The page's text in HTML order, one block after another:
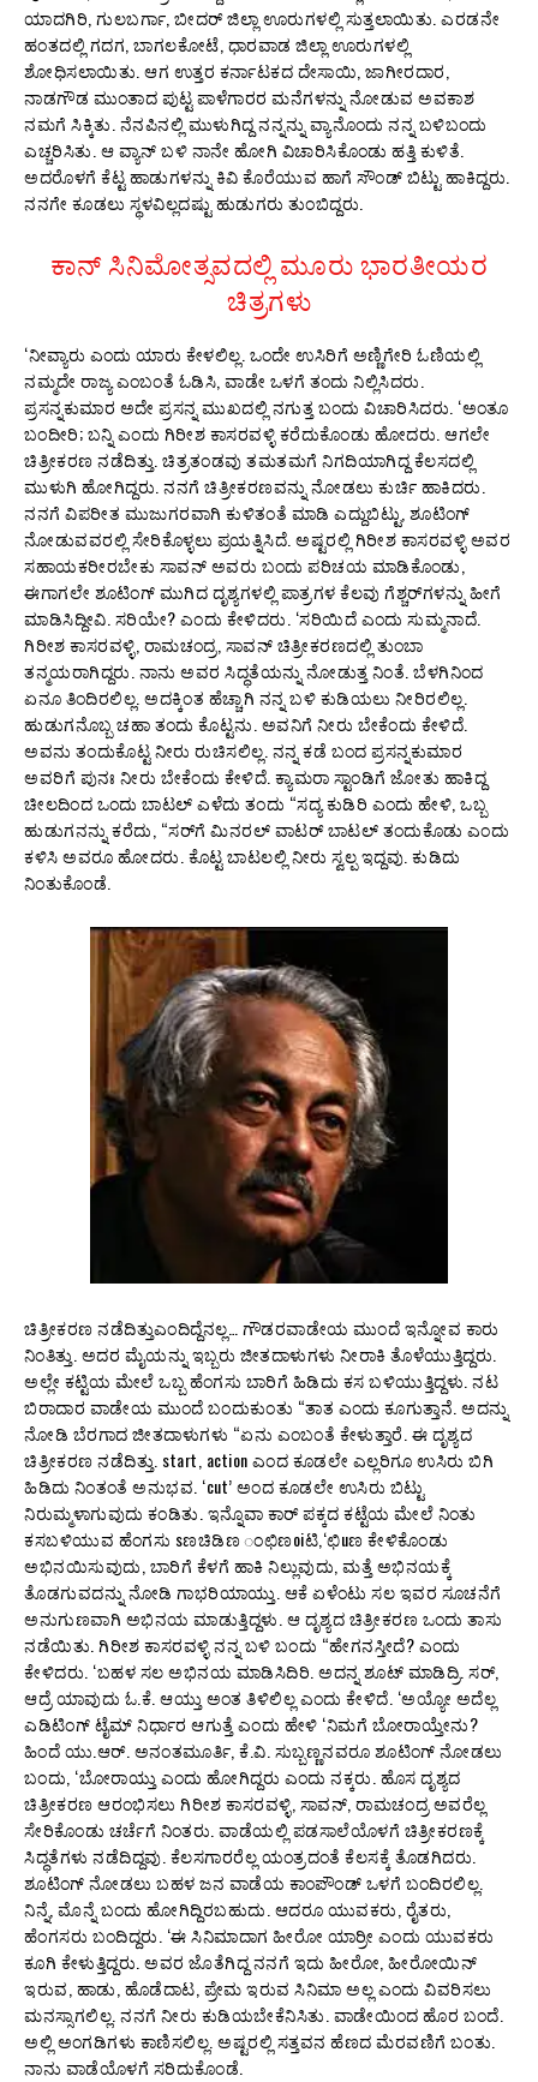
ಯಾದಗಿರಿ, ಗುಲಬರ್ಗಾ, ಬೀದರ್ ಜಿಲ್ಲಾ ಊರುಗಳಲ್ಲಿ ಸುತ್ತಲಾಯಿತು. ಎರಡನೇ
ಹಂತದಲ್ಲಿ ಗದಗ, ಬಾಗಲಕೋಟೆ, ಧಾರವಾಡ ಜಿಲ್ಲಾ ಊರುಗಳಲ್ಲಿ
ಶೋಧಿಸಲಾಯಿತು. ಆಗ ಉತ್ತರ ಕರ್ನಾಟಕದ ದೇಸಾಯಿ, ಜಾಗೀರದಾರ,
ನಾಡಗೌಡ ಮುಂತಾದ ಪುಟ್ಟ ಪಾಳೆಗಾರರ ಮನೆಗಳನ್ನು ನೋಡುವ ಅವಕಾಶ
ನಮಗೆ ಸಿಕ್ಕಿತು. ನೆನಪಿನಲ್ಲಿ ಮುಳುಗಿದ್ದ ನನ್ನನ್ನು ವ್ಯಾನೊಂದು ನನ್ನ ಬಳಿಬಂದು
ಎಚ್ಚರಿಸಿತು. ಆ ವ್ಯಾನ್ ಬಳಿ ನಾನೇ ಹೋಗಿ ವಿಚಾರಿಸಿಕೊಂಡು ಹತ್ತಿ ಕುಳಿತೆ.
ಅದರೊಳಗೆ ಕೆಟ್ಟ ಹಾಡುಗಳನ್ನು ಕಿವಿ ಕೊರೆಯುವ ಹಾಗೆ ಸೌಂಡ್ ಬಿಟ್ಟು ಹಾಕಿದ್ದರು.
ನನಗೇ ಕೂಡಲು ಸ್ಥಳವಿಲ್ಲದಷ್ಟು ಹುಡುಗರು ತುಂಬಿದ್ದರು.
ಕಾನ್ ಸಿನಿಮೋತ್ಸವದಲ್ಲಿ ಮೂರು ಭಾರತೀಯರ
ಚಿತ್ರಗಳು
‘ನೀವ್ಯಾರು ಎಂದು ಯಾರು ಕೇಳಲಿಲ್ಲ. ಒಂದೇ ಉಸಿರಿಗೆ ಅಣ್ಣಿಗೇರಿ ಓಣಿಯಲ್ಲಿ
ನಮ್ಮದೇ ರಾಜ್ಯ ಎಂಬಂತೆ ಓಡಿಸಿ, ವಾಡೇ ಒಳಗೆ ತಂದು ನಿಲ್ಲಿಸಿದರು.
ಪ್ರಸನ್ನಕುಮಾರ ಅದೇ ಪ್ರಸನ್ನ ಮುಖದಲ್ಲಿ ನಗುತ್ತ ಬಂದು ವಿಚಾರಿಸಿದರು. ‘ಅಂತೂ
ಬಂದೀರಿ; ಬನ್ನಿ ಎಂದು ಗಿರೀಶ ಕಾಸರವಳ್ಳಿ ಕರೆದುಕೊಂಡು ಹೋದರು. ಆಗಲೇ
ಚಿತ್ರೀಕರಣ ನಡೆದಿತ್ತು. ಚಿತ್ರತಂಡವು ತಮತಮಗೆ ನಿಗದಿಯಾಗಿದ್ದ ಕೆಲಸದಲ್ಲಿ
ಮುಳುಗಿ ಹೋಗಿದ್ದರು. ನನಗೆ ಚಿತ್ರೀಕರಣವನ್ನು ನೋಡಲು ಕುರ್ಚಿ ಹಾಕಿದರು.
ನನಗೆ ವಿಪರೀತ ಮುಜುಗರವಾಗಿ ಕುಳಿತಂತೆ ಮಾಡಿ ಎದ್ದುಬಿಟ್ಟು, ಶೂಟಿಂಗ್
ನೋಡುವವರಲ್ಲಿ ಸೇರಿಕೊಳ್ಳಲು ಪ್ರಯತ್ನಿಸಿದೆ. ಅಷ್ಟರಲ್ಲಿ ಗಿರೀಶ ಕಾಸರವಳ್ಳಿ ಅವರ
ಸಹಾಯಕರೀರಬೇಕು ಸಾವನ್ ಅವರು ಬಂದು ಪರಿಚಯ ಮಾಡಿಕೊಂಡು,
ಈಗಾಗಲೇ ಶೂಟಿಂಗ್ ಮುಗಿದ ದೃಶ್ಯಗಳಲ್ಲಿ ಪಾತ್ರಗಳ ಕೆಲವು ಗೆಶ್ಚರ್‌ಗಳನ್ನು ಹೀಗೆ
ಮಾಡಿಸಿದ್ದೀವಿ. ಸರಿಯೇ? ಎಂದು ಕೇಳಿದರು. ‘ಸರಿಯಿದೆ ಎಂದು ಸುಮ್ಮನಾದೆ.
ಗಿರೀಶ ಕಾಸರವಳ್ಳಿ, ರಾಮಚಂದ್ರ, ಸಾವನ್ ಚಿತ್ರೀಕರಣದಲ್ಲಿ ತುಂಬಾ
ತನ್ಮಯರಾಗಿದ್ದರು. ನಾನು ಅವರ ಸಿದ್ಧತೆಯನ್ನು ನೋಡುತ್ತ ನಿಂತೆ. ಬೆಳಗಿನಿಂದ
ಏನೂ ತಿಂದಿರಲಿಲ್ಲ. ಅದಕ್ಕಿಂತ ಹೆಚ್ಚಾಗಿ ನನ್ನ ಬಳಿ ಕುಡಿಯಲು ನೀರಿರಲಿಲ್ಲ.
ಹುಡುಗನೊಬ್ಬ ಚಹಾ ತಂದು ಕೊಟ್ಟನು. ಅವನಿಗೆ ನೀರು ಬೇಕೆಂದು ಕೇಳಿದೆ.
ಅವನು ತಂದುಕೊಟ್ಟ ನೀರು ರುಚಿಸಲಿಲ್ಲ. ನನ್ನ ಕಡೆ ಬಂದ ಪ್ರಸನ್ನಕುಮಾರ
ಅವರಿಗೆ ಪುನಃ ನೀರು ಬೇಕೆಂದು ಕೇಳಿದೆ. ಕ್ಯಾಮರಾ ಸ್ಟಾಂಡಿಗೆ ಜೋತು ಹಾಕಿದ್ದ
ಚೀಲದಿಂದ ಒಂದು ಬಾಟಲ್ ಎಳೆದು ತಂದು “ಸದ್ಯ ಕುಡಿರಿ ಎಂದು ಹೇಳಿ, ಒಬ್ಬ
ಹುಡುಗನನ್ನು ಕರೆದು, “ಸರ್‌ಗೆ ಮಿನರಲ್ ವಾಟರ್ ಬಾಟಲ್ ತಂದುಕೊಡು ಎಂದು
ಕಳಿಸಿ ಅವರೂ ಹೋದರು. ಕೊಟ್ಟ ಬಾಟಲಲ್ಲಿ ನೀರು ಸ್ವಲ್ಪ ಇದ್ದವು. ಕುಡಿದು
ನಿಂತುಕೊಂಡೆ.
ಚಿತ್ರೀಕರಣ ನಡೆದಿತ್ತುಎಂದಿದ್ದೆನಲ್ಲ… ಗೌಡರವಾಡೇಯ ಮುಂದೆ ಇನ್ನೋವ ಕಾರು
ನಿಂತಿತ್ತು. ಅದರ ಮೈಯನ್ನು ಇಬ್ಬರು ಜೀತದಾಳುಗಳು ನೀರಾಕಿ ತೊಳೆಯುತ್ತಿದ್ದರು.
ಅಲ್ಲೇ ಕಟ್ಟಿಯ ಮೇಲೆ ಒಬ್ಬ ಹೆಂಗಸು ಬಾರಿಗೆ ಹಿಡಿದು ಕಸ ಬಳಿಯುತ್ತಿದ್ದಳು. ನಟ
ಬಿರಾದಾರ ವಾಡೇಯ ಮುಂದೆ ಬಂದುಕುಂತು “ತಾತ ಎಂದು ಕೂಗುತ್ತಾನೆ. ಅದನ್ನು
ನೋಡಿ ಬೆರಗಾದ ಜೀತದಾಳುಗಳು “ಏನು ಎಂಬಂತೆ ಕೇಳುತ್ತಾರೆ. ಈ ದೃಶ್ಯದ
ಚಿತ್ರೀಕರಣ ನಡೆದಿತ್ತು. start, action ಎಂದ ಕೂಡಲೇ ಎಲ್ಲರಿಗೂ ಉಸಿರು ಬಿಗಿ
ಹಿಡಿದು ನಿಂತಂತೆ ಅನುಭವ. ‘cut’ ಅಂದ ಕೂಡಲೇ ಉಸಿರು ಬಿಟ್ಟು
ನಿರುಮ್ಮಳಾಗುವುದು ಕಂಡಿತು. ಇನ್ನೊವಾ ಕಾರ್ ಪಕ್ಕದ ಕಟ್ಟೆಯ ಮೇಲೆ ನಿಂತು
ಕಸಬಳಿಯುವ ಹೆಂಗಸು sಣಚಿಡಿಣ ಂಛಿಣoiಟಿ,‘ಛಿuಣ ಕೇಳಿಕೊಂಡು
ಅಭಿನಯಿಸುವುದು, ಬಾರಿಗೆ ಕೆಳಗೆ ಹಾಕಿ ನಿಲ್ಲುವುದು, ಮತ್ತೆ ಅಭಿನಯಕ್ಕೆ
ತೊಡಗುವದನ್ನು ನೋಡಿ ಗಾಭರಿಯಾಯ್ತು. ಆಕೆ ಏಳೆಂಟು ಸಲ ಇವರ ಸೂಚನೆಗೆ
ಅನುಗುಣವಾಗಿ ಅಭಿನಯ ಮಾಡುತ್ತಿದ್ದಳು. ಆ ದೃಶ್ಯದ ಚಿತ್ರೀಕರಣ ಒಂದು ತಾಸು
ನಡೆಯಿತು. ಗಿರೀಶ ಕಾಸರವಳ್ಳಿ ನನ್ನ ಬಳಿ ಬಂದು “ಹೇಗನಸ್ತೀದೆ? ಎಂದು
ಕೇಳಿದರು. ‘ಬಹಳ ಸಲ ಅಭಿನಯ ಮಾಡಿಸಿದಿರಿ. ಅದನ್ನ ಶೂಟ್ ಮಾಡಿದ್ರಿ. ಸರ್,
ಆದ್ರೆ ಯಾವುದು ಓ.ಕೆ. ಆಯ್ತು ಅಂತ ತಿಳಿಲಿಲ್ಲ ಎಂದು ಕೇಳಿದೆ. ‘ಅಯ್ಯೋ ಅದೆಲ್ಲ
ಎಡಿಟಿಂಗ್ ಟೈಮ್ ನಿರ್ಧಾರ ಆಗುತ್ತೆ ಎಂದು ಹೇಳಿ ‘ನಿಮಗೆ ಬೋರಾಯ್ತೇನು?
ಹಿಂದೆ ಯು.ಆರ್. ಅನಂತಮೂರ್ತಿ, ಕೆ.ವಿ. ಸುಬ್ಬಣ್ಣನವರೂ ಶೂಟಿಂಗ್ ನೋಡಲು
ಬಂದು, ‘ಬೋರಾಯ್ತು ಎಂದು ಹೋಗಿದ್ದರು ಎಂದು ನಕ್ಕರು. ಹೊಸ ದೃಶ್ಯದ
ಚಿತ್ರೀಕರಣ ಆರಂಭಿಸಲು ಗಿರೀಶ ಕಾಸರವಳ್ಳಿ, ಸಾವನ್, ರಾಮಚಂದ್ರ ಅವರೆಲ್ಲ
ಸೇರಿಕೊಂಡು ಚರ್ಚೆಗೆ ನಿಂತರು. ವಾಡೆಯಲ್ಲಿ ಪಡಸಾಲೆಯೊಳಗೆ ಚಿತ್ರೀಕರಣಕ್ಕೆ
ಸಿದ್ಧತೆಗಳು ನಡೆದಿದ್ದವು. ಕೆಲಸಗಾರರೆಲ್ಲ ಯಂತ್ರದಂತೆ ಕೆಲಸಕ್ಕೆ ತೊಡಗಿದರು.
ಶೂಟಿಂಗ್ ನೋಡಲು ಬಹಳ ಜನ ವಾಡೆಯ ಕಾಂಪೌಂಡ್ ಒಳಗೆ ಬಂದಿರಲಿಲ್ಲ.
ನಿನ್ನೆ, ಮೊನ್ನೆ ಬಂದು ಹೋಗಿದ್ದಿರಬಹುದು. ಆದರೂ ಯುವಕರು, ರೈತರು,
ಹೆಂಗಸರು ಬಂದಿದ್ದರು. ‘ಈ ಸಿನಿಮಾದಾಗ ಹೀರೋ ಯಾರ್ರೀ ಎಂದು ಯುವಕರು
ಕೂಗಿ ಕೇಳುತ್ತಿದ್ದರು. ಅವರ ಜೊತೆಗಿದ್ದ ನನಗೆ ಇದು ಹೀರೋ, ಹೀರೋಯಿನ್
ಇರುವ, ಹಾಡು, ಹೊಡೆದಾಟ, ಪ್ರೇಮ ಇರುವ ಸಿನಿಮಾ ಅಲ್ಲ ಎಂದು ವಿವರಿಸಲು
ಮನಸ್ಸಾಗಲಿಲ್ಲ. ನನಗೆ ನೀರು ಕುಡಿಯಬೇಕೆನಿಸಿತು. ವಾಡೇಯಿಂದ ಹೊರ ಬಂದೆ.
ಅಲ್ಲಿ ಅಂಗಡಿಗಳು ಕಾಣಿಸಲಿಲ್ಲ. ಅಷ್ಟರಲ್ಲಿ ಸತ್ತವನ ಹೆಣದ ಮೆರವಣಿಗೆ ಬಂತು.
ನಾನು ವಾಡೆಯೊಳಗೆ ಸರಿದುಕೊಂಡೆ.